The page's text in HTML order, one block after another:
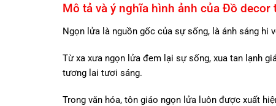
Mô tả và ý nghĩa hình ảnh của Đồ
Ngọn lửa là nguồn gốc của sự sống, là ánh sáng
Từ xa xưa ngọn lửa đem lại sự sống, xua tan lạnh
tương lai tươi sáng.
Trong văn hóa, tôn giáo ngọn lửa luôn được xuất